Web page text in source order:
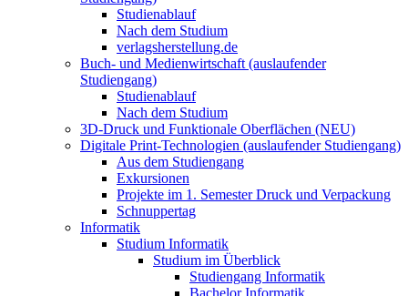
Studienablauf
Nach dem Studium
verlagsherstellung.de
Buch- und Medienwirtschaft (auslaufender
Studiengang)
Studienablauf
Nach dem Studium
3D-Druck und Funktionale Oberflächen (NEU)
Digitale Print-Technologien (auslaufender Studiengang)
Aus dem Studiengang
Exkursionen
Projekte im 1. Semester Druck und Verpackung
Schnuppertag
Informatik
Studium Informatik
Studium im Überblick
Studiengang Informatik